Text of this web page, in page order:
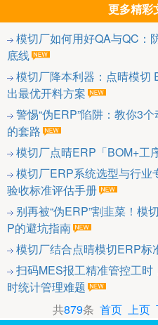
更多精彩
模切厂如何用好QA与QC：
底线
模切厂降本利器：点晴模切
出最优开料方案
警惕“伪ERP”陷阱：教你3
的套路
模切厂点晴ERP「BOM+工
模切厂ERP系统选型与行业
验收标准评估手册
别再被“伪ERP”割韭菜！模
P的避坑指南
模切厂结合点晴模切ERP标
扫码MES报工精准管控工
时统计管理难题
共879条 首页 上页